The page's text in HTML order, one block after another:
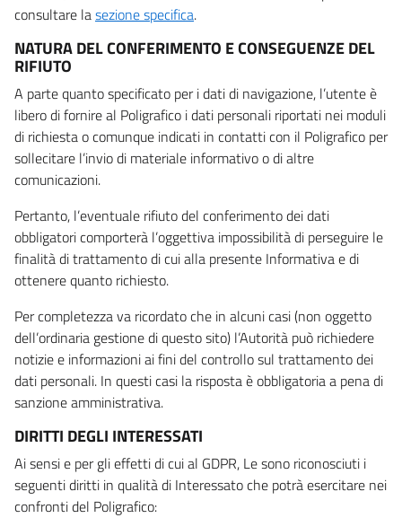
consultare lasezione specifica.
NATURA DEL CONFERIMENTO E CONSEGUENZE DEL
RIFIUTO
A parte quanto specificato per i dati di navigazione, l’utente è
libero di fornire al Poligrafico i dati personali riportati nei moduli
di richiesta o comunque indicati in contatti con il Poligrafico per
sollecitare l’invio di materiale informativo o di altre
comunicazioni.
Pertanto, l’eventuale rifiuto del conferimento dei dati
obbligatori comporterà l’oggettiva impossibilità di perseguire le
finalità di trattamento di cui alla presente Informativa e di
ottenere quanto richiesto.
Per completezza va ricordato che in alcuni casi (non oggetto
dell’ordinaria gestione di questo sito) l’Autorità può richiedere
notizie e informazioni ai fini del controllo sul trattamento dei
dati personali. In questi casi la risposta è obbligatoria a pena di
sanzione amministrativa.
DIRITTI DEGLI INTERESSATI
Ai sensi e per gli effetti di cui al GDPR, Le sono riconosciuti i
seguenti diritti in qualità di Interessato che potrà esercitare nei
confronti del Poligrafico: